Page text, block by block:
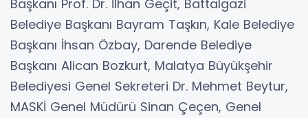
Başkanı Prof. Dr. İlhan Geçit, Battalgazi
Belediye Başkanı Bayram Taşkın, Kale Belediye
Başkanı İhsan Özbay, Darende Belediye
Başkanı Alican Bozkurt, Malatya Büyükşehir
Belediyesi Genel Sekreteri Dr. Mehmet Beytur,
MASKİ Genel Müdürü Sinan Çeçen, Genel